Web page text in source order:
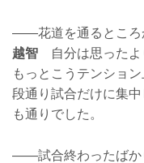
——花道を通るところ
越智 自分は思ったよ
もっとこうテンショ
段通り試合だけに集
も通りでした。
——試合終わったばか